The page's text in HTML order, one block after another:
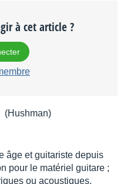
à cet article ?
(Hushman)
âge et guitariste depuis
pour le matériel guitare ;
ou acoustiques,